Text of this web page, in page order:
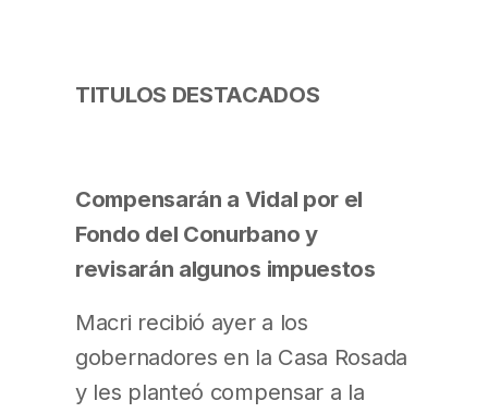
TITULOS DESTACADOS
Compensarán a Vidal por el
Fondo del Conurbano y
revisarán algunos impuestos
Macri recibió ayer a los
gobernadores en la Casa Rosada
y les planteó compensar a la